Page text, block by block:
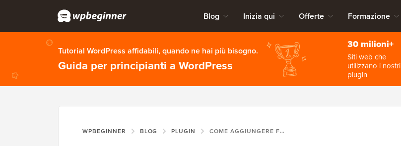
Blog Inizia qui Offerte Formazione
Tutorial WordPress affidabili, quando ne hai più bisogno.
Guida per principianti a WordPress
30 milioni+
Siti web che
utilizzano i nostri
plugin
WPBEGINNER BLOG PLUGIN COME AGGIUNGERE FACILMENTE ELENCHI PUNTATI E NUMERATI IN WORDPRESS